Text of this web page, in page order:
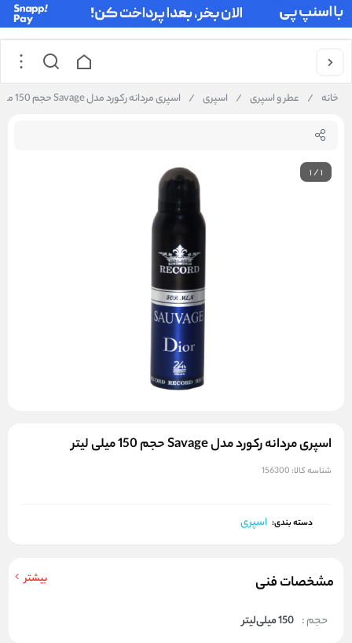
خانه / عطر و اسپری / اسپری / اسپری مردانه رکورد مدل Savage حجم 150 میلی لیتر
1/1
اسپری مردانه رکورد مدل Savage حجم 150 میلی لیتر
شناسه کالا: 156300
دسته بندی: اسپری
مشخصات فنی بیشتر
حجم : 150 میلی‌لیتر